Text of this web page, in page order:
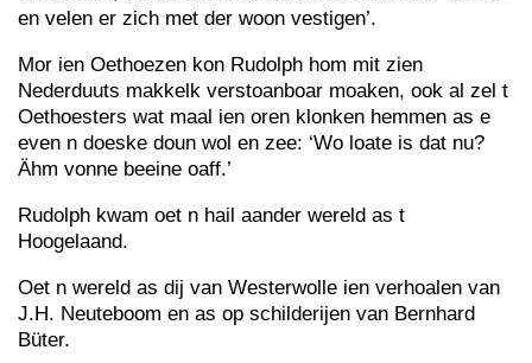
en velen er zich met der woon vestigen’.
Mor ien Oethoezen kon Rudolph hom mit zien
Nederduuts makkelk verstoanboar moaken, ook al zel t
Oethoesters wat maal ien oren klonken hemmen as e
even n doeske doun wol en zee: ‘Wo loate is dat nu?
Ähm vonne beeine oaff.’
Rudolph kwam oet n hail aander wereld as t
Hoogelaand.
Oet n wereld as dij van Westerwolle ien verhoalen van
J.H. Neuteboom en as op schilderijen van Bernhard
Büter.